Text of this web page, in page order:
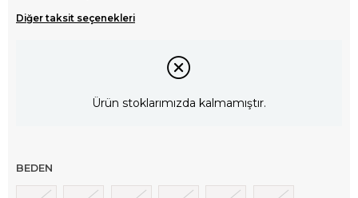
Diğer taksit seçenekleri
Ürün stoklarımızda kalmamıştır.
BEDEN